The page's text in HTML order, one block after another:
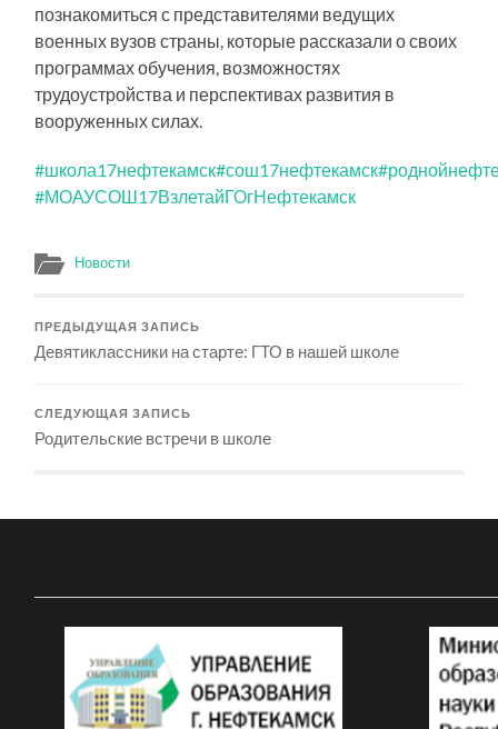
познакомиться с представителями ведущих
военных вузов страны, которые рассказали о своих
программах обучения, возможностях
трудоустройства и перспективах развития в
вооруженных силах.
#школа17нефтекамск#сош17нефтекамск
#МОАУСОШ17ВзлетайГОгНефтекамск
Новости
ПРЕДЫДУЩАЯ ЗАПИСЬ
Девятиклассники на старте: ГТО в нашей школе
СЛЕДУЮЩАЯ ЗАПИСЬ
Родительские встречи в школе